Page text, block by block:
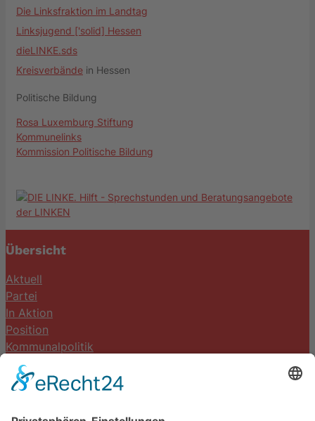
Die Linksfraktion im Landtag
Linksjugend ['solid] Hessen
dieLINKE.sds
Kreisverbände in Hessen
Politische Bildung
Rosa Luxemburg Stiftung
Kommunelinks
Kommission Politische Bildung
Übersicht
Aktuell
Partei
In Aktion
Position
Kommunalpolitik
Termine